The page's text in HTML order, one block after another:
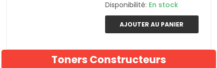
Disponibilité: En stock
AJOUTER AU PANIER
Toners Constructeurs